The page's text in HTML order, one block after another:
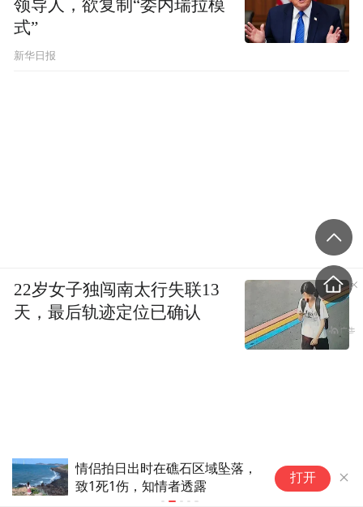
情侣拍日出时在礁石区域坠落，
致1死1伤，知情者透露
打开
领导人，欲复制“委内瑞拉模
式”
新华日报
22岁女子独闯南太行失联13
天，最后轨迹定位已确认